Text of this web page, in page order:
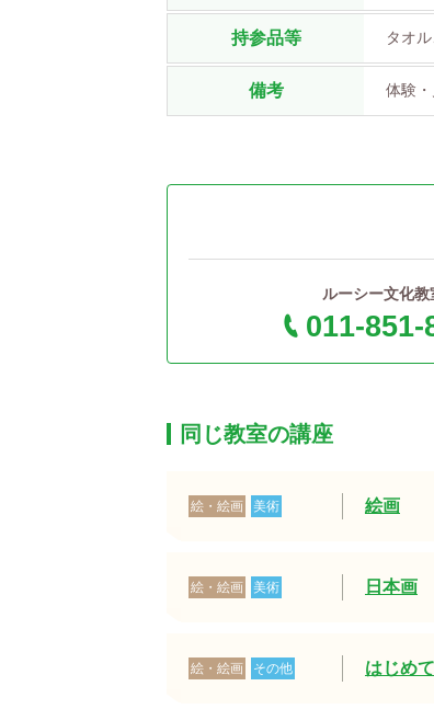
持参品等 タオ
備考 体験・
ルーシー文化教
011-851-
同じ教室の講座
絵・絵画 美術 絵画
絵・絵画 美術 日本画
絵・絵画 その他 はじめ